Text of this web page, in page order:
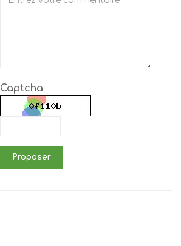
Captcha
Proposer